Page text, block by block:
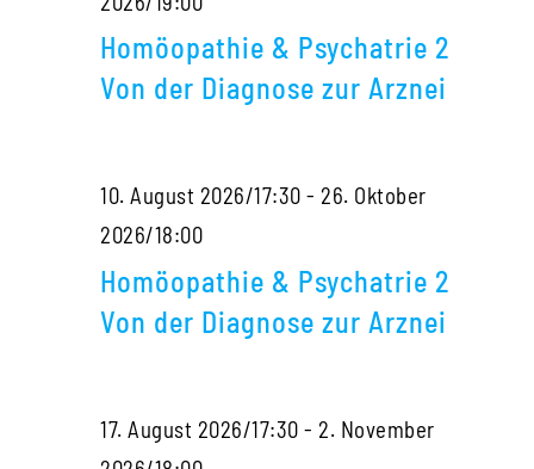
zur
Arznei
Homöopathie & Psychatrie 2
Von der Diagnose zur Arznei
&
Psychatrie
der
zur
Arznei
Homöopathie & Psychatrie 2
Von der Diagnose zur Arznei
10. August 2026/17:30 - 26. Oktober
2026/18:00
&
Psychatrie
der
17. August 2026/17:30 - 2. November